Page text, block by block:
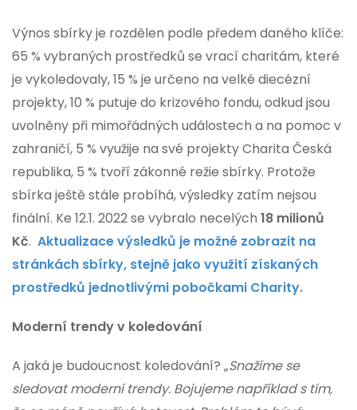
Výnos sbírky je rozdělen podle předem daného klíče:
65 % vybraných prostředků se vrací charitám, které
je vykoledovaly, 15 % je určeno na velké diecézní
projekty, 10 % putuje do krizového fondu, odkud jsou
uvolněny při mimořádných událostech a na pomoc v
zahraničí, 5 % využije na své projekty Charita Česká
republika, 5 % tvoří zákonné režie sbírky. Protože
sbírka ještě stále probíhá, výsledky zatím nejsou
finální. Ke 12.1. 2022 se vybralo necelých 18 milionů
Kč. Aktualizace výsledků je možné zobrazit na
stránkách sbírky, stejně jako využití získaných
prostředků jednotlivými pobočkami Charity.
Moderní trendy v koledování
A jaká je budoucnost koledování? „Snažíme se
sledovat moderní trendy. Bojujeme například s tím,